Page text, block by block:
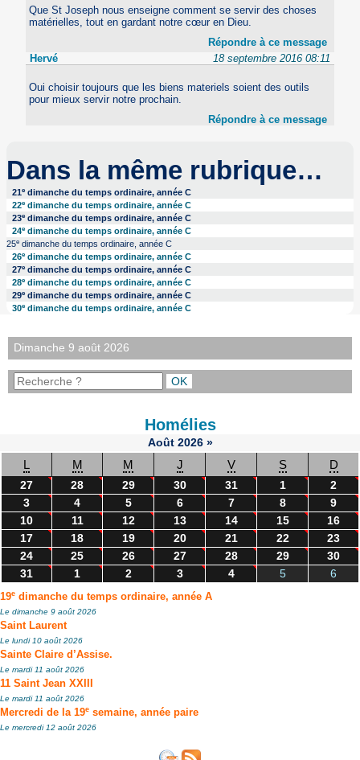
Que St Joseph nous enseigne comment se servir des choses
matérielles, tout en gardant notre cœur en Dieu.
Répondre à ce message
Hervé
18 septembre 2016 08:11
Oui choisir toujours que les biens materiels soient des outils
pour mieux servir notre prochain.
Répondre à ce message
Dans la même rubrique…
21e dimanche du temps ordinaire, année C
22edimanche du temps ordinaire, année C
23e dimanche du temps ordinaire, année C
24edimanche du temps ordinaire, année C
25edimanche du temps ordinaire, année C
26edimanche du temps ordinaire, année C
27e dimanche du temps ordinaire, année C
28edimanche du temps ordinaire, année C
29e dimanche du temps ordinaire, année C
30edimanche du temps ordinaire, année C
Dimanche 9 août 2026
Homélies
Août 2026 »
L M M J V S D
27 28 29 30 31 1
2
3
4 5 6 7 8
9
10
11 12 13 14 15
16
17
18 19 20 21 22
23
24
25 26 27 28 29
30
31
1 2 3 4 5 6
19e dimanche du temps ordinaire, année A
Le dimanche 9 août 2026
Saint Laurent
Le lundi 10 août 2026
Sainte Claire d’Assise.
Le mardi 11 août 2026
11 Saint Jean XXIII
Le mardi 11 août 2026
Mercredi de la 19e semaine, année paire
Le mercredi 12 août 2026